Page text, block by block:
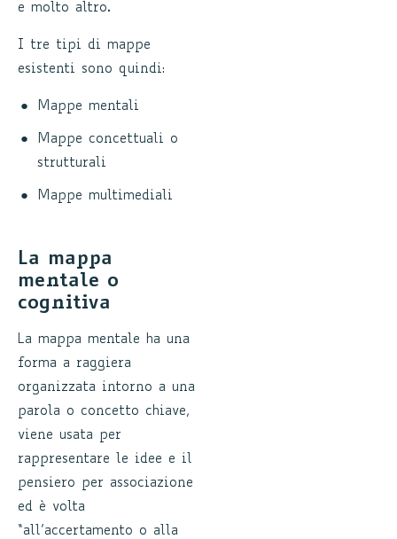
e molto altro.
I tre tipi di mappe
esistenti sono quindi:
Mappe mentali
Mappe concettuali o
strutturali
Mappe multimediali
La mappa
mentale o
cognitiva
La mappa mentale ha una
forma a raggiera
organizzata intorno a una
parola o concetto chiave,
viene usata per
rappresentare le idee e il
pensiero per associazione
ed è volta
“all’accertamento o alla